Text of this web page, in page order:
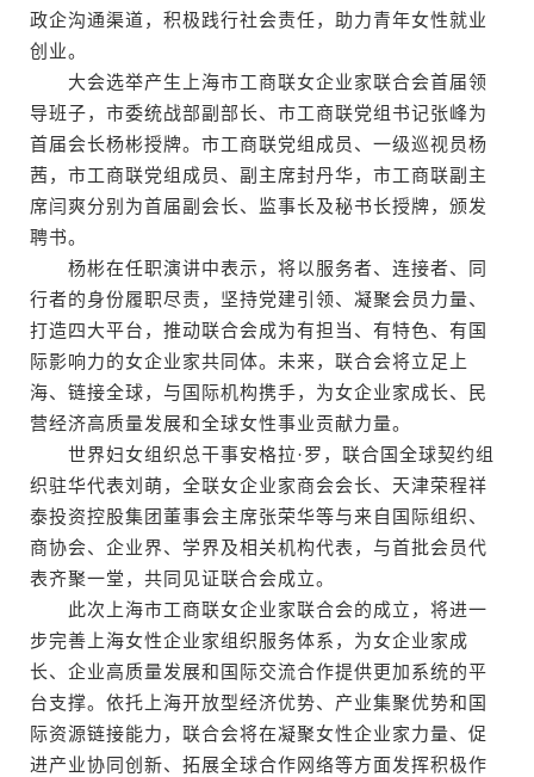
政企沟通渠道，积极践行社会责任，助力青年女性就业
创业。
大会选举产生上海市工商联女企业家联合会首届领
导班子，市委统战部副部长、市工商联党组书记张峰为
首届会长杨彬授牌。市工商联党组成员、一级巡视员杨
茜，市工商联党组成员、副主席封丹华，市工商联副主
席闫爽分别为首届副会长、监事长及秘书长授牌，颁发
聘书。
杨彬在任职演讲中表示，将以服务者、连接者、同
行者的身份履职尽责，坚持党建引领、凝聚会员力量、
打造四大平台，推动联合会成为有担当、有特色、有国
际影响力的女企业家共同体。未来，联合会将立足上
海、链接全球，与国际机构携手，为女企业家成长、民
营经济高质量发展和全球女性事业贡献力量。
世界妇女组织总干事安格拉·罗，联合国全球契约组
织驻华代表刘萌，全联女企业家商会会长、天津荣程祥
泰投资控股集团董事会主席张荣华等与来自国际组织、
商协会、企业界、学界及相关机构代表，与首批会员代
表齐聚一堂，共同见证联合会成立。
此次上海市工商联女企业家联合会的成立，将进一
步完善上海女性企业家组织服务体系，为女企业家成
长、企业高质量发展和国际交流合作提供更加系统的平
台支撑。依托上海开放型经济优势、产业集聚优势和国
际资源链接能力，联合会将在凝聚女性企业家力量、促
进产业协同创新、拓展全球合作网络等方面发挥积极作